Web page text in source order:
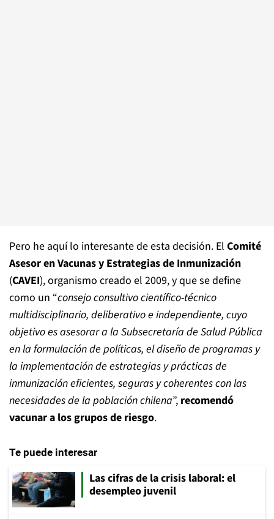
Pero he aquí lo interesante de esta decisión. El Comité
Asesor en Vacunas y Estrategias de Inmunización
(CAVEI), organismo creado el 2009, y que se define
como un “consejo consultivo científico-técnico
multidisciplinario, deliberativo e independiente, cuyo
objetivo es asesorar a la Subsecretaría de Salud Pública
en la formulación de políticas, el diseño de programas y
la implementación de estrategias y prácticas de
inmunización eficientes, seguras y coherentes con las
necesidades de la población chilena”, recomendó
vacunar a los grupos de riesgo.
Te puede interesar
Las cifras de la crisis laboral: el
desempleo juvenil